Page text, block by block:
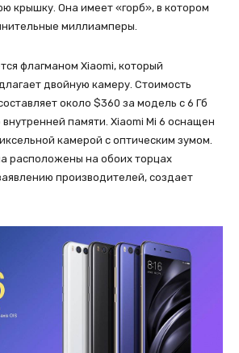
крышку. Она имеет «горб», в котором
миллиамперы.
флагманом Xiaomi, который
двойную камеру. Стоимость
около $360 за модель с 6 Гб
памяти. Xiaomi Mi 6 оснащен
камерой с оптическим зумом.
расположены на обоих торцах
производителей, создает